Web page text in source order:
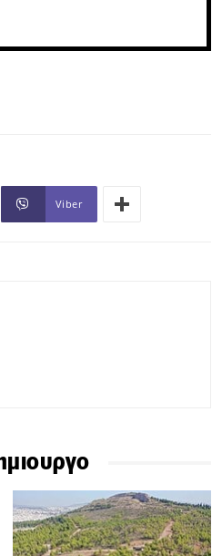
Viber